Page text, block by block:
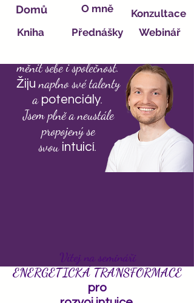
Domů
Kniha
O mně
Přednášky
Konzultace
Webinář
měnit sebe i společnost.
Žiju naplno své talenty
a potenciály.
Jsem plně a neustále
propojený se
svou intuicí.
Vítej na semináři
ENERGETICKÁ TRANSFORMACE
pro